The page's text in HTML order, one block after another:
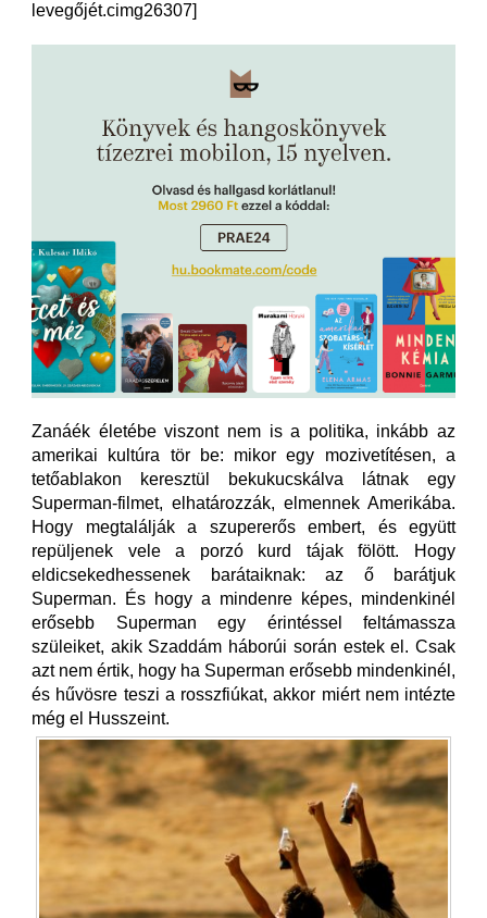
levegőjét.cimg26307]
Zanáék életébe viszont nem is a politika, inkább az
amerikai kultúra tör be: mikor egy mozivetítésen, a
tetőablakon keresztül bekukucskálva látnak egy
Superman-filmet, elhatározzák, elmennek Amerikába.
Hogy megtalálják a szupererős embert, és együtt
repüljenek vele a porzó kurd tájak fölött. Hogy
eldicsekedhessenek barátaiknak: az ő barátjuk
Superman. És hogy a mindenre képes, mindenkinél
erősebb Superman egy érintéssel feltámassza
szüleiket, akik Szaddám háborúi során estek el. Csak
azt nem értik, hogy ha Superman erősebb mindenkinél,
és hűvösre teszi a rosszfiúkat, akkor miért nem intézte
még el Husszeint.